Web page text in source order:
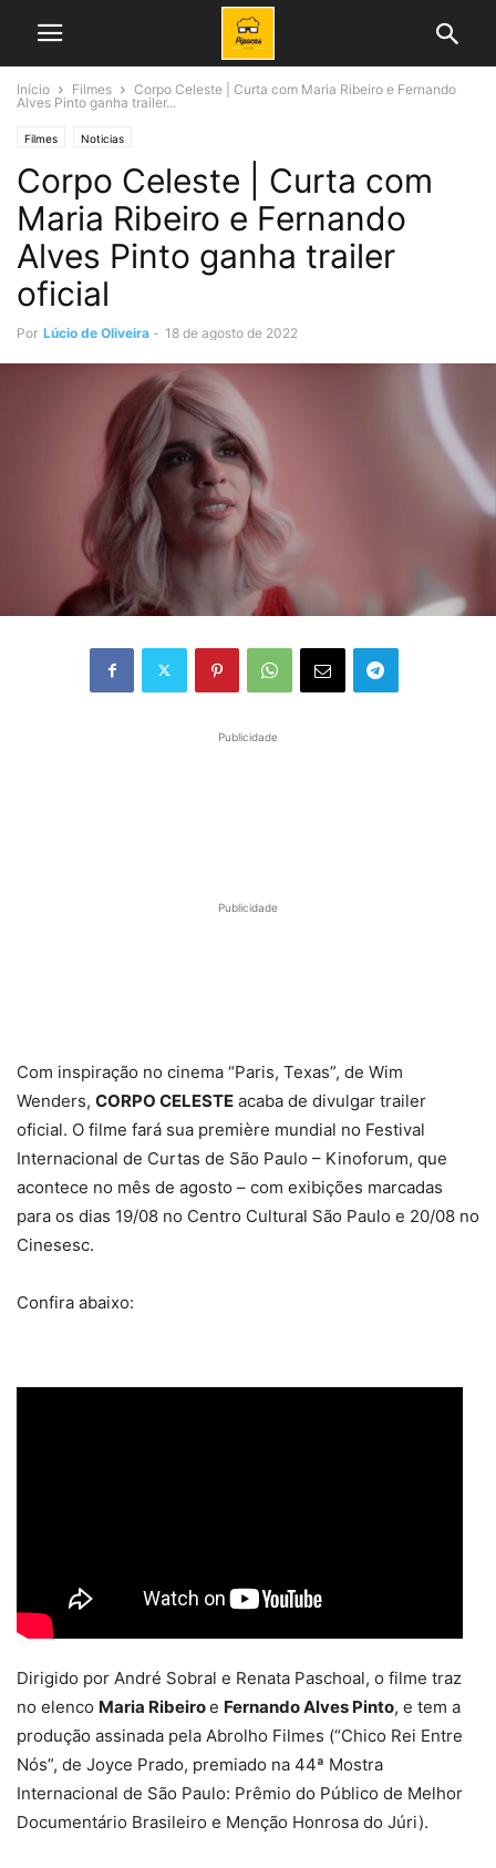
Início Filmes
Corpo Celeste | Curta com Maria Ribeiro e Fernando
Alves Pinto ganha trailer...
Filmes Noticias
Corpo Celeste | Curta com
Maria Ribeiro e Fernando
Alves Pinto ganha trailer
oficial
Por Lúcio de Oliveira - 18 de agosto de 2022
Publicidade
Publicidade
Com inspiração no cinema “Paris, Texas”, de Wim
Wenders, CORPO CELESTE acaba de divulgar trailer
oficial. O filme fará sua première mundial no Festival
Internacional de Curtas de São Paulo – Kinoforum, que
acontece no mês de agosto – com exibições marcadas
para os dias 19/08 no Centro Cultural São Paulo e 20/08 no
Cinesesc.
Confira abaixo:
Dirigido por André Sobral e Renata Paschoal, o filme traz
no elenco Maria Ribeiroe Fernando Alves Pinto, e tem a
produção assinada pela Abrolho Filmes (“Chico Rei Entre
Nós”, de Joyce Prado, premiado na 44ª Mostra
Internacional de São Paulo: Prêmio do Público de Melhor
Documentário Brasileiro e Menção Honrosa do Júri).